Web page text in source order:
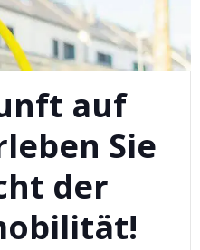
auf
Sie
der